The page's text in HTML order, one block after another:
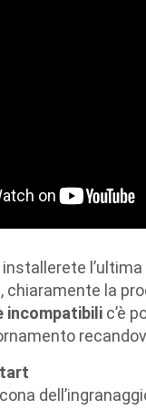
chiaramente la
incompatibili c’è